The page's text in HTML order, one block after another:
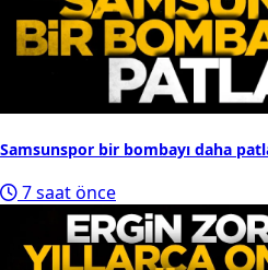
Samsunspor bir bombayı daha
7 saat önce